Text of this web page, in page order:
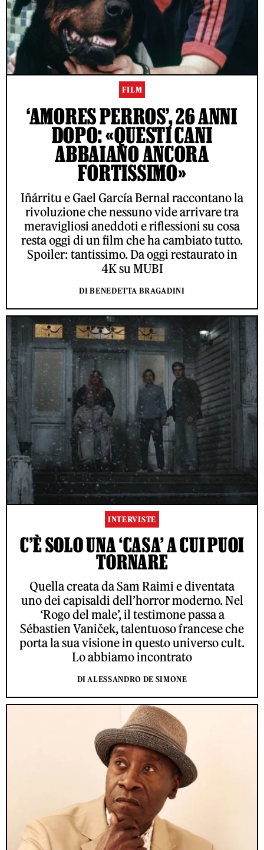
FILM
‘AMORES PERROS’, 26 ANNI
DOPO: «QUESTI CANI
ABBAIANO ANCORA
FORTISSIMO»
Iñárritu e Gael García Bernal raccontano la
rivoluzione che nessuno vide arrivare tra
meravigliosi aneddoti e riflessioni su cosa
resta oggi di un film che ha cambiato tutto.
Spoiler: tantissimo. Da oggi restaurato in
4K su MUBI
DI BENEDETTA BRAGADINI
INTERVISTE
C’È SOLO UNA ‘CASA’ A CUI PUOI
TORNARE
Quella creata da Sam Raimi e diventata
uno dei capisaldi dell’horror moderno. Nel
‘Rogo del male’, il testimone passa a
Sébastien Vaniček, talentuoso francese che
porta la sua visione in questo universo cult.
Lo abbiamo incontrato
DI ALESSANDRO DE SIMONE